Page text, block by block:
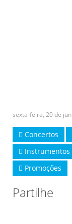
sexta-feira, 20 de
Concertos
Instrumentos
Promoções
Partilhe